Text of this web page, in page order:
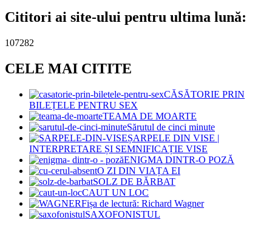
Cititori ai site-ului pentru ultima lună:
107282
CELE MAI CITITE
CĂSĂTORIE PRIN
BILEȚELE PENTRU SEX
TEAMA DE MOARTE
Sărutul de cinci minute
ȘARPELE DIN VISE |
INTERPRETARE ȘI SEMNIFICAȚIE VISE
ENIGMA DINTR-O POZĂ
O ZI DIN VIAȚA EI
SOLZ DE BĂRBAT
CAUT UN LOC
Fișa de lectură: Richard Wagner
SAXOFONISTUL